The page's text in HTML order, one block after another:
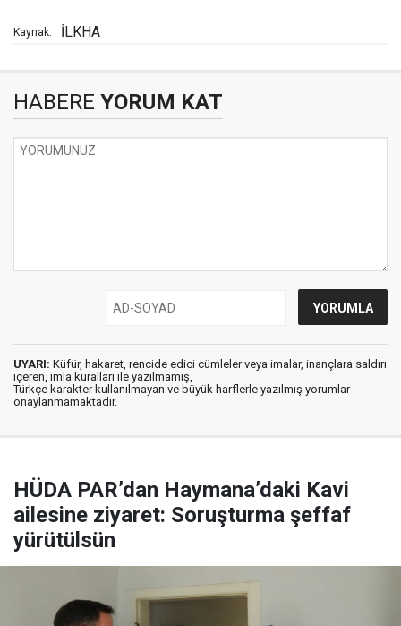
Kaynak: İLKHA
HABERE YORUM KAT
UYARI: Küfür, hakaret, rencide edici cümleler veya imalar, inançlara saldırı
içeren, imla kuralları ile yazılmamış,
Türkçe karakter kullanılmayan ve büyük harflerle yazılmış yorumlar
onaylanmamaktadır.
HÜDA PAR’dan Haymana’daki Kavi
ailesine ziyaret: Soruşturma şeffaf
yürütülsün